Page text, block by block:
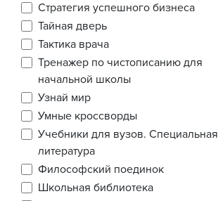
Стратегия успешного бизнеса
Тайная дверь
Тактика врача
Тренажер по чистописанию для
начальной школы
Узнай мир
Умные кроссворды
Учебники для вузов. Специальная
литература
Философский поединок
Школьная библиотека